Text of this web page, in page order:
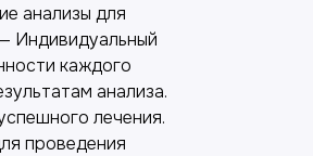
анализы для
Индивидуальный
каждого
анализа.
лечения.
проведения